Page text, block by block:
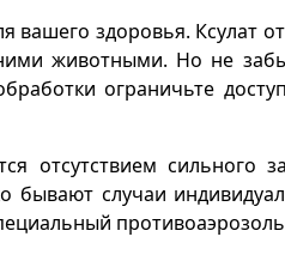
вашего здоровья. Ксулат
животными. Но не
ограничьте
отсутствием сильного
случаи